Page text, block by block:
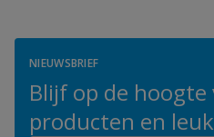
NIEUWSBRIEF
Blijf op de
producten en